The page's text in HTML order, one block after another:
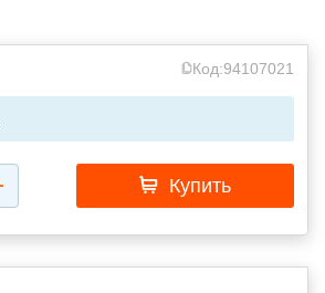
Код:94107021
Купить